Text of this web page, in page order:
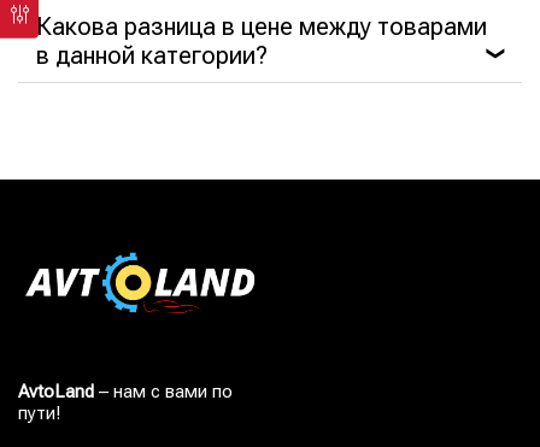
Какова разница в цене между товарами
в данной категории?
❯
AvtoLand – нам с вами по
пути!